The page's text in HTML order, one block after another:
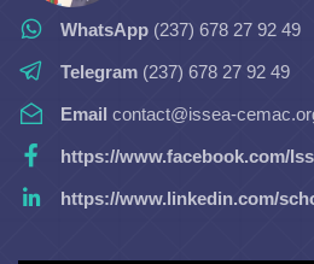
WhatsApp (237) 678 27 92 49
Telegram (237) 678 27 92 49
Email contact@issea-
https://www.facebook.com/
https://www.linkedin.com/